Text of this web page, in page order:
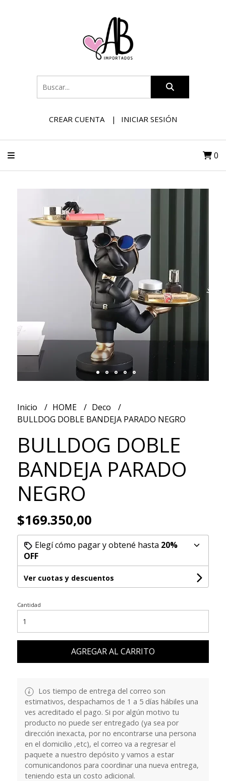
CREAR CUENTA INICIAR SESIÓN
0
Inicio HOME
Deco
BULLDOG DOBLE BANDEJA PARADO NEGRO
BULLDOG DOBLE
BANDEJA PARADO
NEGRO
$169.350,00
Elegí cómo pagar y obtené hasta 20%
OFF
Ver cuotas y descuentos
Cantidad
AGREGAR AL CARRITO
Los tiempo de entrega del correo son
estimativos, despachamos de 1 a 5 días hábiles una
ves acreditado el pago. Si por algún motivo tu
producto no puede ser entregado (ya sea por
dirección inexacta, por no encontrarse una persona
en el domicilio ,etc), el correo va a regresar el
paquete a nuestro depósito y vamos a estar
comunicandonos para coordinar una nueva entrega,
teniendo esta un costo adicional.